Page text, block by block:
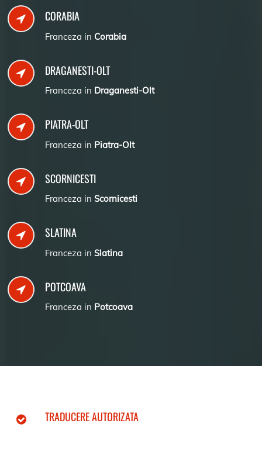
CORABIA
Franceza in Corabia
DRAGANESTI-OLT
Franceza in Draganesti-Olt
PIATRA-OLT
Franceza in Piatra-Olt
SCORNICESTI
Franceza in Scornicesti
SLATINA
Franceza in Slatina
POTCOAVA
Franceza in Potcoava
TRADUCERE AUTORIZATA